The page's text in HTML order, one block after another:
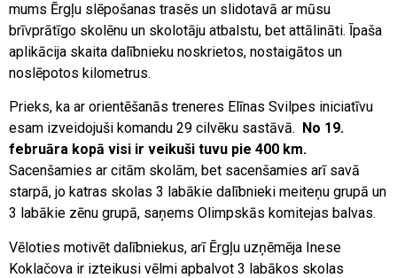
mums Ērgļu slēpošanas trasēs un slidotavā ar mūsu
brīvprātīgo skolēnu un skolotāju atbalstu, bet attālināti. Īpaša
aplikācija skaita dalībnieku noskrietos, nostaigātos un
noslēpotos kilometrus.
Prieks, ka ar orientēšanās treneres Elīnas Svilpes iniciatīvu
esam izveidojuši komandu 29 cilvēku sastāvā.
No 19.
februāra kopā visi ir veikuši tuvu pie 400 km.
Sacenšamies ar citām skolām, bet sacenšamies arī savā
starpā, jo katras skolas 3 labākie dalībnieki meiteņu grupā un
3 labākie zēnu grupā, saņems Olimpskās komitejas balvas.
Vēloties motivēt dalībniekus, arī Ērgļu uzņēmēja Inese
Koklačova ir izteikusi vēlmi apbalvot 3 labākos skolas